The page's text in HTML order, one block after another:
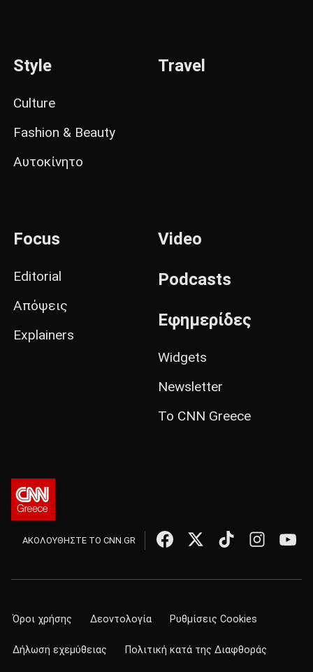
Style
Culture
Fashion & Beauty
Αυτοκίνητο
Travel
Focus
Editorial
Απόψεις
Explainers
Video
Podcasts
Εφημερίδες
Widgets
Newsletter
Το CNN Greece
ΑΚΟΛΟΥΘΗΣΤΕ ΤΟ CNN.GR
Όροι χρήσης Δεοντολογία Ρυθμίσεις Cookies
Δήλωση εχεμύθειας Πολιτική κατά της Διαφθοράς